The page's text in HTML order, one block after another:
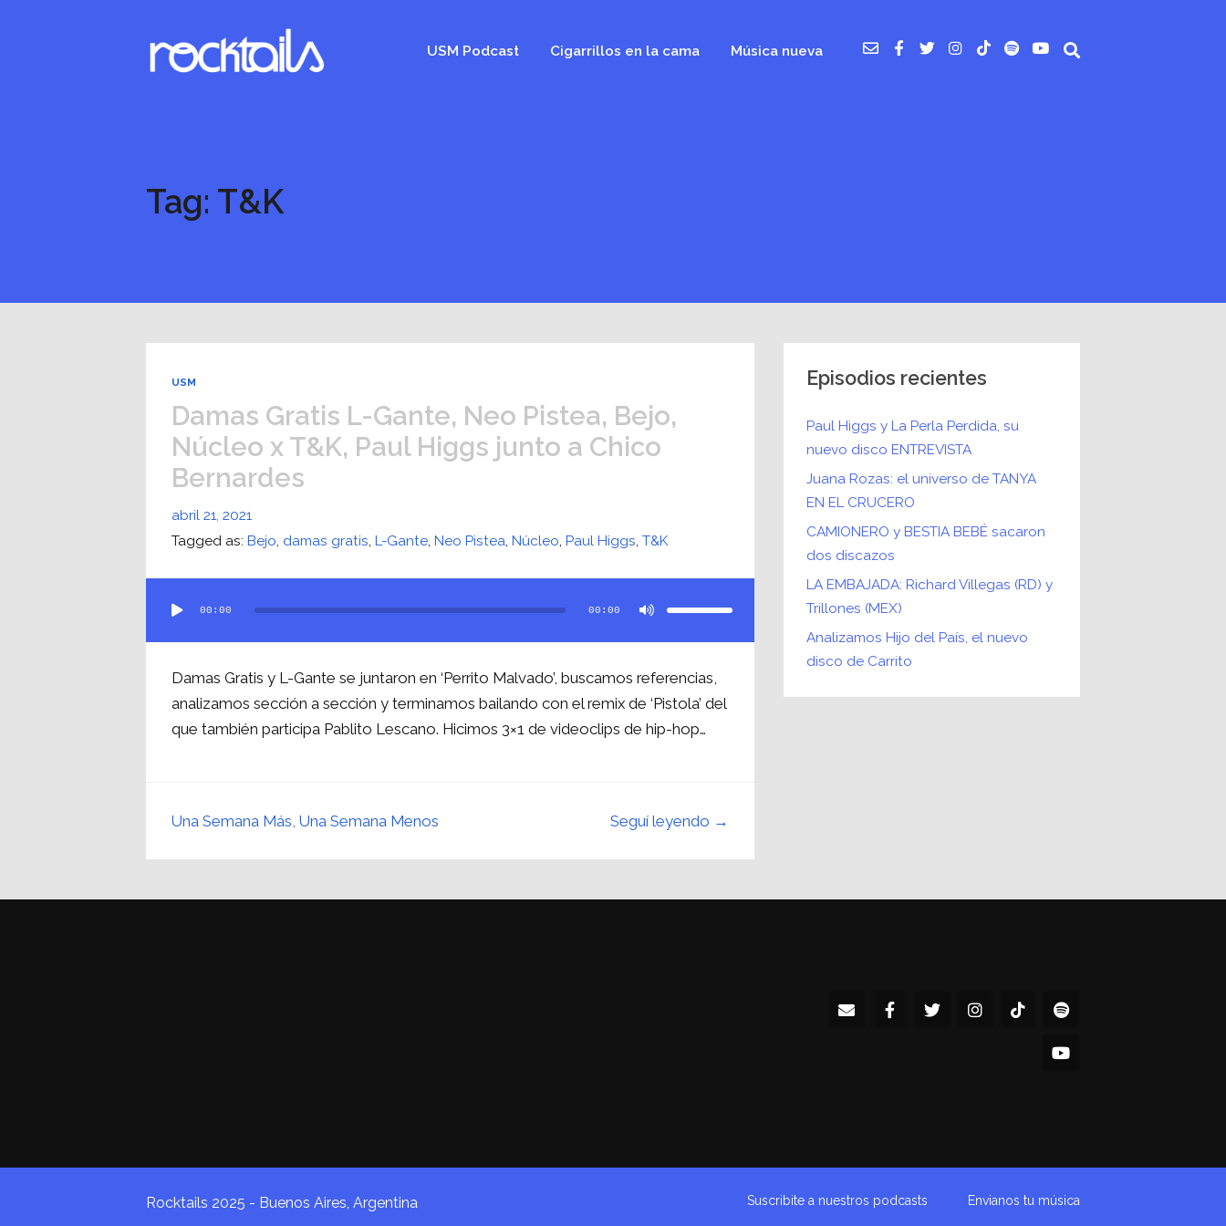
USM Podcast Cigarrillos en la cama Música nueva
Tag: T&K
USM
Damas Gratis L-Gante, Neo Pistea, Bejo,
Núcleo x T&K, Paul Higgs junto a Chico
Bernardes
abril 21, 2021
Tagged as:Bejo, damas gratis,L-Gante,Neo Pistea,Núcleo,Paul Higgs,T&K
audio
00:00 00:00
Utiliza
de
para
disminuir
el
Damas Gratis y L-Gante se juntaron en ‘Perrito Malvado’, buscamos referencias,
analizamos sección a sección y terminamos bailando con el remix de ‘Pistola’ del
que también participa Pablito Lescano. Hicimos 3×1 de videoclips de hip-hop…
Seguí leyendo →
Una Semana Más, Una Semana Menos
Episodios recientes
Paul Higgs y La Perla Perdida, su
nuevo disco ENTREVISTA
Juana Rozas: el universo de TANYA
EN EL CRUCERO
CAMIONERO y BESTIA BEBÉ sacaron
dos discazos
LA EMBAJADA: Richard Villegas (RD) y
Trillones (MEX)
Analizamos Hijo del País, el nuevo
disco de Carrito
Rocktails 2025 - Buenos Aires, Argentina Suscribite a nuestros podcasts Envianos tu música